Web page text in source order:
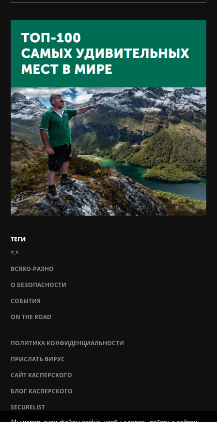
ТЕГИ
*.*
ВСЯКО-РАЗНО
О БЕЗОПАСНОСТИ
СОБЫТИЯ
ON THE ROAD
ПОЛИТИКА КОНФИДЕНЦИАЛЬНОСТИ
ПРИСЛАТЬ ВИРУС
САЙТ КАСПЕРСКОГО
БЛОГ КАСПЕРСКОГО
SECURELIST